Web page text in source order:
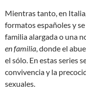
Mientras tanto, en
formatos españoles y
familia alargada o una
en familia, donde el
el sólo. En estas series
convivencia y la
sexuales.